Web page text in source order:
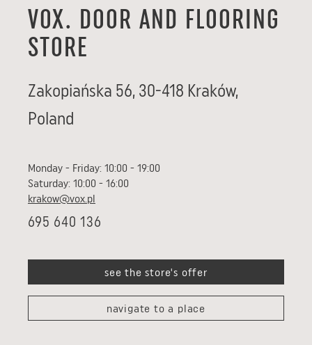
VOX. DOOR AND FLOORING
STORE
Zakopiańska 56, 30-418 Kraków,
Poland
Monday - Friday: 10:00 - 19:00
Saturday: 10:00 - 16:00
krakow@vox.pl
695 640 136
see the store's offer
navigate to a place